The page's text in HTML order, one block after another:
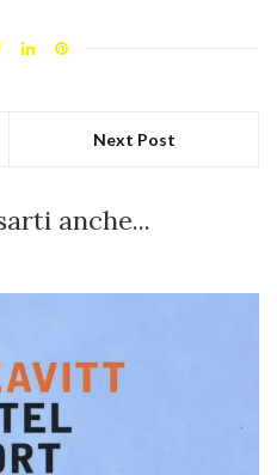
Next Post
anche...